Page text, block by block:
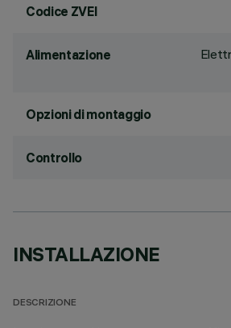
Codice ZVEI
Alimentazione
Opzioni di montaggio
Controllo
INSTALLAZIONE
DESCRIZIONE